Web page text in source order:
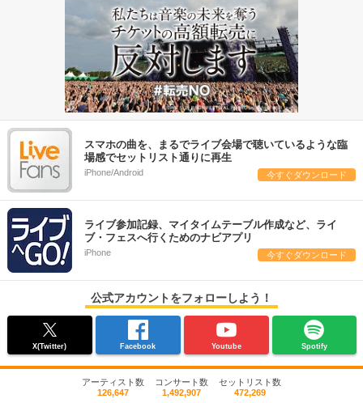
スマホの曲を、まるでライブ会場で聴いているような臨
場感でセットリスト通りに再生
iPhone/Android 今すぐダウンロード
ライブ参加記録、マイタイムテーブル作成など、ライ
ブ・フェスへ行くためのナビアプリ
iPhone 今すぐダウンロード
公式アカウントをフォローしよう！
X(Twitter) Facebook Youtube Spotify
アーティスト数
126,647
コンサート数
1,492,907
セットリスト数
472,269